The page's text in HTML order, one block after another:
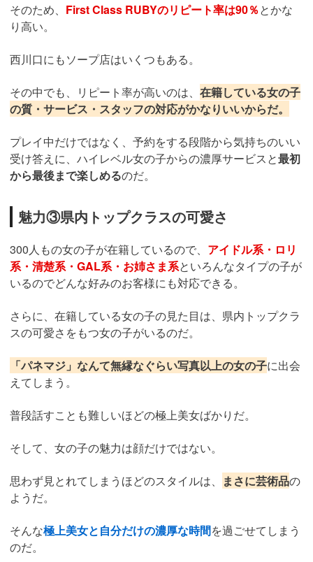
そのため、 First Class RUBYのリピート率は90％とかな
り高い。
西川口にもソープ店はいくつもある。
その中でも、リピート率が高いのは、 在籍している女の子
の質・サービス・スタッフの対応がかなりいいからだ。
プレイ中だけではなく、予約をする段階から気持ちのいい
受け答えに、ハイレベル女の子からの濃厚サービスと最初
から最後まで楽しめるのだ。
魅力③県内トップクラスの可愛さ
300人もの女の子が在籍しているので、 アイドル系・ロリ
系・清楚系・GAL系・お姉さま系といろんなタイプの子が
いるのでどんな好みのお客様にも対応できる。
さらに、在籍している女の子の見た目は、県内トップクラ
スの可愛さをもつ女の子がいるのだ。
「パネマジ」なんて無縁なぐらい写真以上の女の子に出会
えてしまう。
普段話すことも難しいほどの極上美女ばかりだ。
そして、女の子の魅力は顔だけではない。
思わず見とれてしまうほどのスタイルは、 まさに芸術品の
ようだ。
そんな極上美女と自分だけの濃厚な時間を過ごせてしまう
のだ。